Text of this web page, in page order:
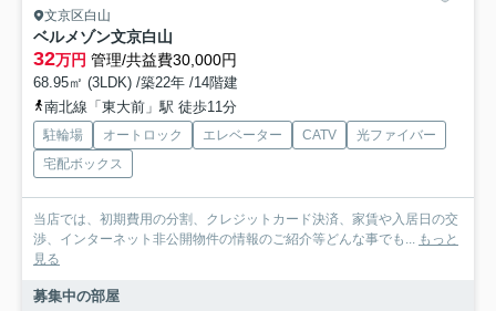
文京区白山
ベルメゾン文京白山
32万円 管理/共益費30,000円
68.95㎡ (3LDK) /築22年 /14階建
南北線「東大前」駅 徒歩11分
駐輪場 オートロック エレベーター CATV
光ファイバー
宅配ボックス
当店では、初期費用の分割、クレジットカード決済、家賃や入居日の交
渉、インターネット非公開物件の情報のご紹介等どんな事でも... もっと
見る
募集中の部屋